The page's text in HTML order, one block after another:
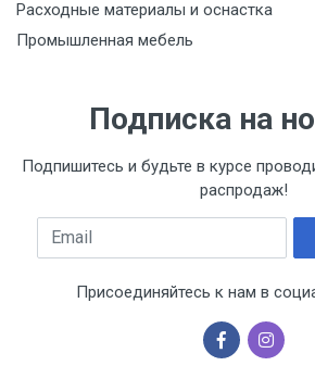
Расходные материалы и оснастка
Промышленная мебель
Подписка на
Подпишитесь и будьте в курсе
распродаж!
Email
Присоединяйтесь к нам в